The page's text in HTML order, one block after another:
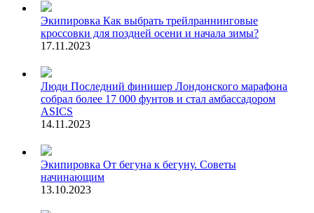
Экипировка Как выбрать трейлраннинговые
кроссовки для поздней осени и начала зимы?
17.11.2023
Люди Последний финишер Лондонского марафона
собрал более 17 000 фунтов и стал амбассадором
ASICS
14.11.2023
Экипировка От бегуна к бегуну. Советы
начинающим
13.10.2023